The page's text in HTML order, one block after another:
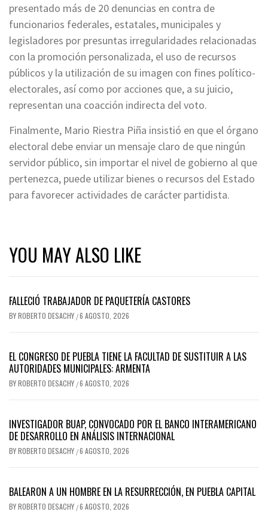
presentado más de 20 denuncias en contra de
funcionarios federales, estatales, municipales y
legisladores por presuntas irregularidades relacionadas
con la promoción personalizada, el uso de recursos
públicos y la utilización de su imagen con fines político-
electorales, así como por acciones que, a su juicio,
representan una coacción indirecta del voto.
Finalmente, Mario Riestra Piña insistió en que el órgano
electoral debe enviar un mensaje claro de que ningún
servidor público, sin importar el nivel de gobierno al que
pertenezca, puede utilizar bienes o recursos del Estado
para favorecer actividades de carácter partidista.
YOU MAY ALSO LIKE
FALLECIÓ TRABAJADOR DE PAQUETERÍA CASTORES
BYROBERTO DESACHY /6 AGOSTO, 2026
EL CONGRESO DE PUEBLA TIENE LA FACULTAD DE SUSTITUIR A LAS
AUTORIDADES MUNICIPALES: ARMENTA
BYROBERTO DESACHY /6 AGOSTO, 2026
INVESTIGADOR BUAP, CONVOCADO POR EL BANCO INTERAMERICANO
DE DESARROLLO EN ANÁLISIS INTERNACIONAL
BYROBERTO DESACHY /6 AGOSTO, 2026
BALEARON A UN HOMBRE EN LA RESURRECCIÓN, EN PUEBLA CAPITAL
BYROBERTO DESACHY /6 AGOSTO, 2026